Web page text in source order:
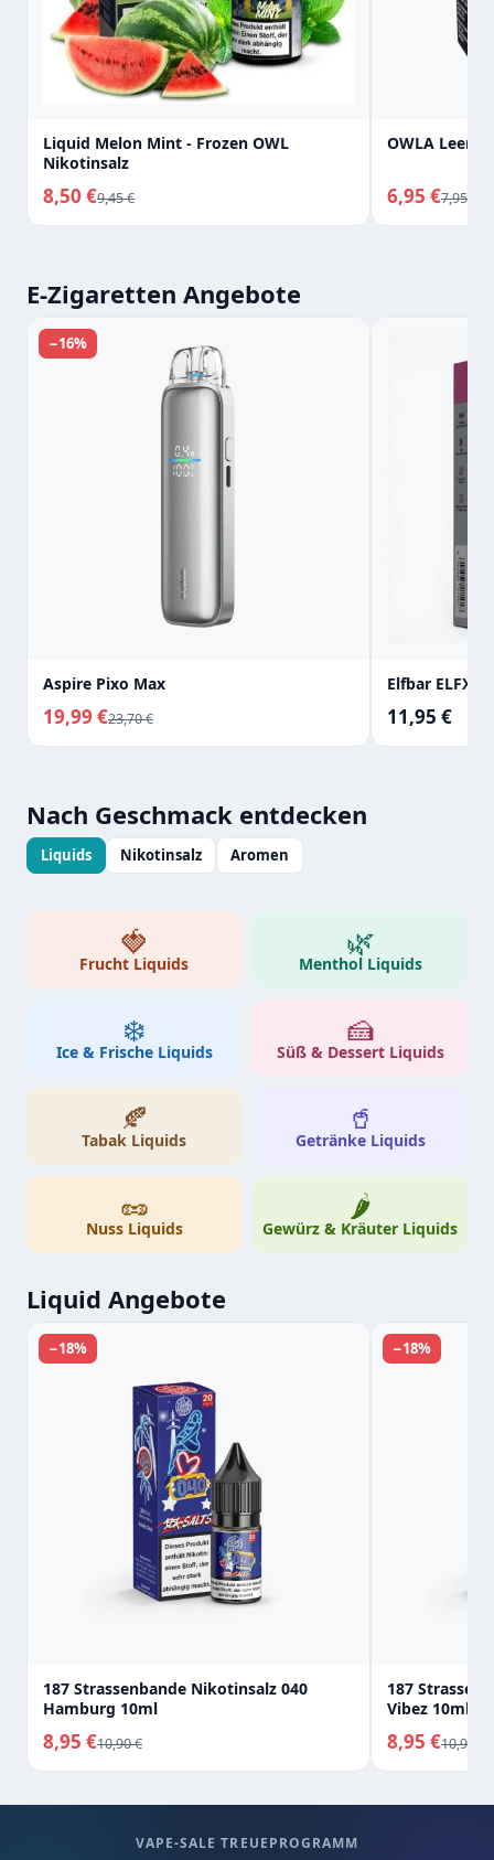
Liquid Melon Mint - Frozen OWL
Nikotinsalz
8,50 €9,45 €
OWLA
6,95 €7,95 €
E-Zigaretten Angebote
−16%
Aspire Pixo Max
19,99 €23,70 €
Elfbar ELFX
11,95 €
Nach Geschmack entdecken
Liquids Nikotinsalz Aromen
🍓
Frucht Liquids
🌿
Menthol Liquids
❄️
Ice & Frische Liquids
🍰
Süß & Dessert Liquids
🍂
Tabak Liquids
🥤
Getränke Liquids
🥜
Nuss Liquids
🌶️
Gewürz & Kräuter Liquids
Liquid Angebote
−18%
187 Strassenbande Nikotinsalz 040
Hamburg 10ml
8,95 €10,90 €
−18%
187
Vibez 10ml
8,95 €10,90 €
VAPE-SALE TREUEPROGRAMM